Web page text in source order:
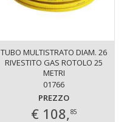
TUBO MULTISTRATO DIAM. 26
RIVESTITO GAS ROTOLO 25
METRI
01766
PREZZO
€ 108,85